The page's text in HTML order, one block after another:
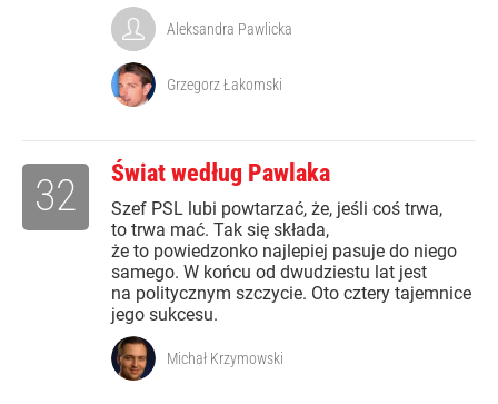
Aleksandra Pawlicka
Grzegorz Łakomski
Świat według Pawlaka
Szef PSL lubi powtarzać, że, jeśli coś trwa,
to trwa mać. Tak się składa,
że to powiedzonko najlepiej pasuje do niego
samego. W końcu od dwudziestu lat jest
na politycznym szczycie. Oto cztery tajemnice
jego sukcesu.
32
Michał Krzymowski